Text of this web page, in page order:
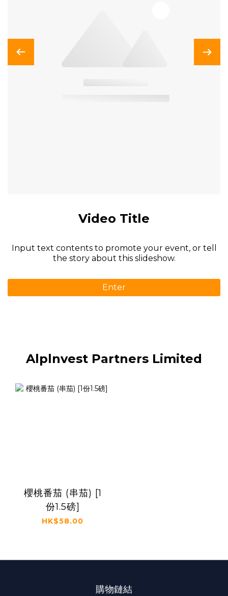
Video Title
Input text contents to promote your event, or tell
the story about this slideshow.
Enter
Alplnvest Partners Limited
櫻桃番茄 (串茄) [1
份1.5磅]
HK$58.00
購物鏈結